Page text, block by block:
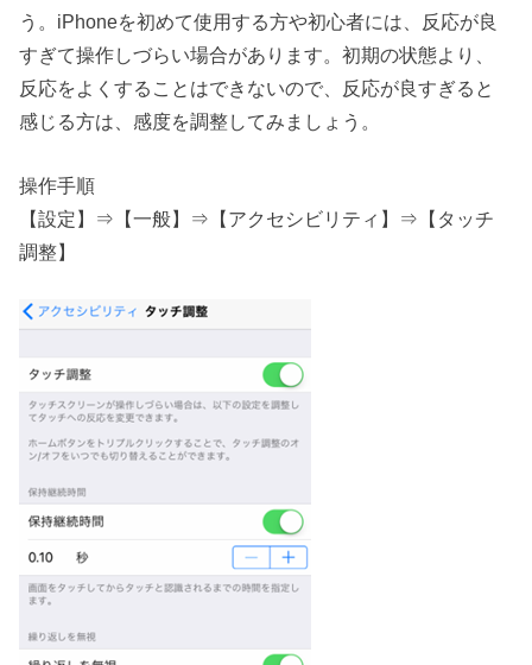
う。iPhoneを初めて使用する方や初心者には、反応が良
すぎて操作しづらい場合があります。初期の状態より、
反応をよくすることはできないので、反応が良すぎると
感じる方は、感度を調整してみましょう。
操作手順
【設定】⇒【一般】⇒【アクセシビリティ】⇒【タッチ
調整】